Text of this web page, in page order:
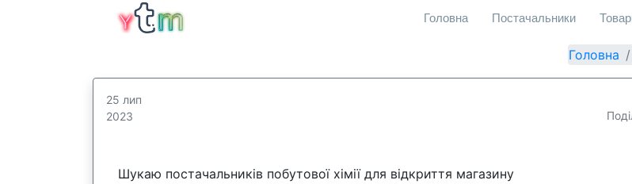
Головна Постачальники
Головна
25 лип
2023
Шукаю постачальників побутової хімії для відкриття магазину